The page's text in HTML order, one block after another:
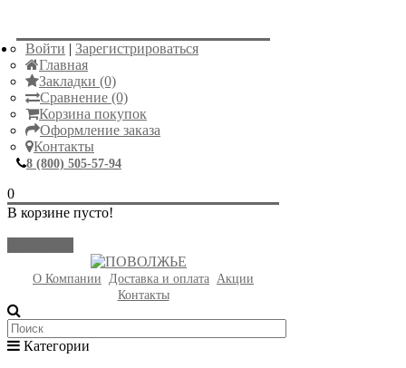
Войти | Зарегистрироваться
Главная
Закладки (0)
Сравнение (0)
Корзина покупок
Оформление заказа
Контакты
8 (800) 505-57-94
0
В корзине пусто!
О Компании Доставка и оплата Акции
Контакты
Категории